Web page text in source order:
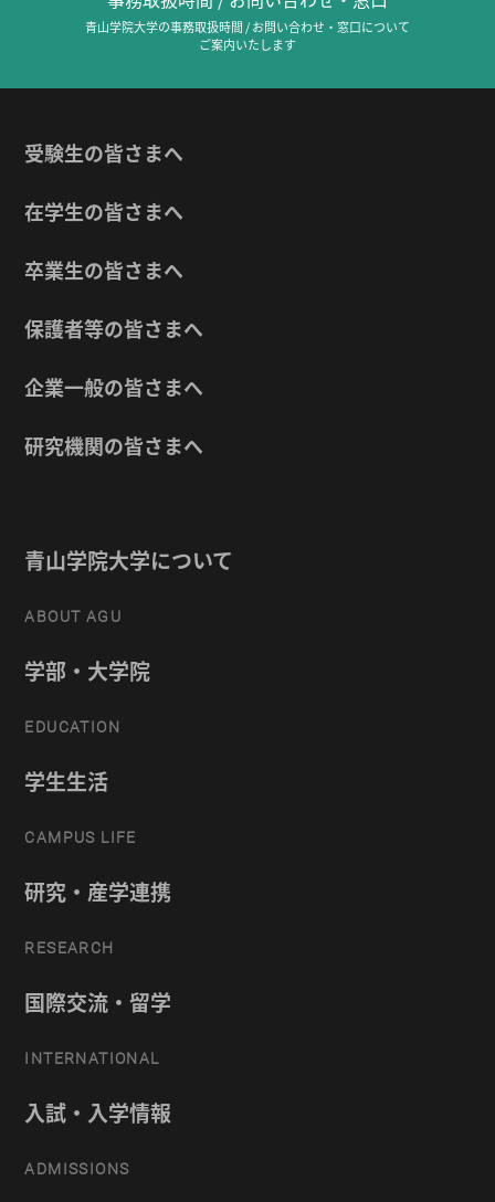
青山学院大学の事務取扱時間 / お問い合わせ・窓口について
ご案内いたします
受験生の皆さまへ
在学生の皆さまへ
卒業生の皆さまへ
保護者等の皆さまへ
企業一般の皆さまへ
研究機関の皆さまへ
青山学院大学について
ABOUT AGU
学部・大学院
EDUCATION
学生生活
CAMPUS LIFE
研究・産学連携
RESEARCH
国際交流・留学
INTERNATIONAL
入試・入学情報
ADMISSIONS